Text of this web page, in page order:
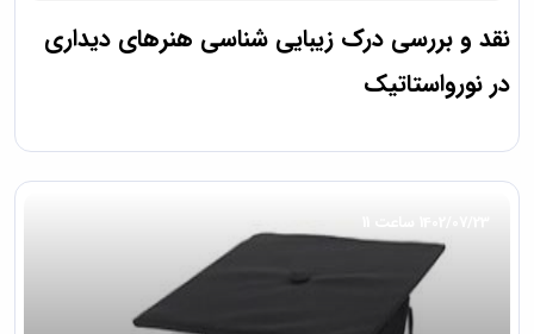
نقد و بررسی درک زیبایی شناسی هنرهای دیداری
در نورواستاتیک